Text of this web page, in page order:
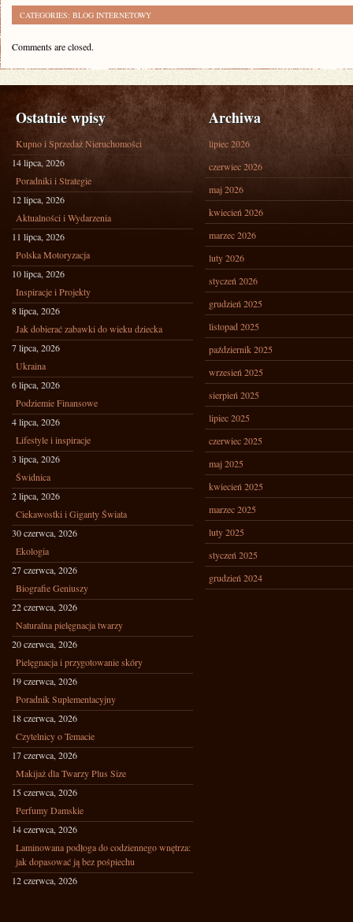
CATEGORIES: BLOG INTERNETOWY
Comments are closed.
Ostatnie wpisy
Kupno i Sprzedaż Nieruchomości
14 lipca, 2026
Poradniki i Strategie
12 lipca, 2026
Aktualności i Wydarzenia
11 lipca, 2026
Polska Motoryzacja
10 lipca, 2026
Inspiracje i Projekty
8 lipca, 2026
Jak dobierać zabawki do wieku dziecka
7 lipca, 2026
Ukraina
6 lipca, 2026
Podziemie Finansowe
4 lipca, 2026
Lifestyle i inspiracje
3 lipca, 2026
Świdnica
2 lipca, 2026
Ciekawostki i Giganty Świata
30 czerwca, 2026
Ekologia
27 czerwca, 2026
Biografie Geniuszy
22 czerwca, 2026
Naturalna pielęgnacja twarzy
20 czerwca, 2026
Pielęgnacja i przygotowanie skóry
19 czerwca, 2026
Poradnik Suplementacyjny
18 czerwca, 2026
Czytelnicy o Temacie
17 czerwca, 2026
Makijaż dla Twarzy Plus Size
15 czerwca, 2026
Perfumy Damskie
14 czerwca, 2026
Laminowana podłoga do codziennego wnętrza:
jak dopasować ją bez pośpiechu
12 czerwca, 2026
Archiwa
lipiec 2026
czerwiec 2026
maj 2026
kwiecień 2026
marzec 2026
luty 2026
styczeń 2026
grudzień 2025
listopad 2025
październik 2025
wrzesień 2025
sierpień 2025
lipiec 2025
czerwiec 2025
maj 2025
kwiecień 2025
marzec 2025
luty 2025
styczeń 2025
grudzień 2024